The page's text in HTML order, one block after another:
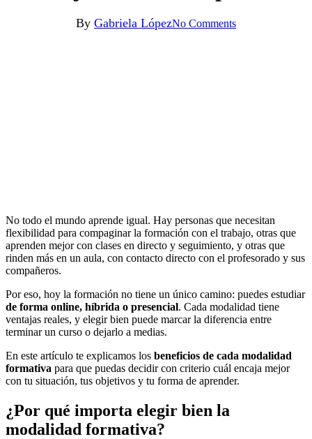
By Gabriela LópezNo Comments
No todo el mundo aprende igual. Hay personas que necesitan
flexibilidad para compaginar la formación con el trabajo, otras que
aprenden mejor con clases en directo y seguimiento, y otras que
rinden más en un aula, con contacto directo con el profesorado y sus
compañeros.
Por eso, hoy la formación no tiene un único camino: puedes estudiar
de forma online, híbrida o presencial. Cada modalidad tiene
ventajas reales, y elegir bien puede marcar la diferencia entre
terminar un curso o dejarlo a medias.
En este artículo te explicamos los beneficios de cada modalidad
formativa para que puedas decidir con criterio cuál encaja mejor
con tu situación, tus objetivos y tu forma de aprender.
¿Por qué importa elegir bien la
modalidad formativa?